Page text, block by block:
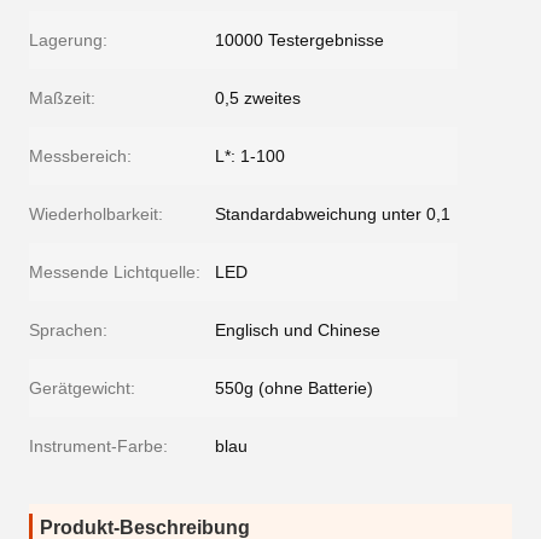
Lagerung: 10000 Testergebnisse
Maßzeit: 0,5 zweites
Messbereich: L*: 1-100
Wiederholbarkeit: Standardabweichung unter 0,1
Messende Lichtquelle: LED
Sprachen: Englisch und Chinese
Gerätgewicht: 550g (ohne Batterie)
Instrument-Farbe: blau
Produkt-Beschreibung